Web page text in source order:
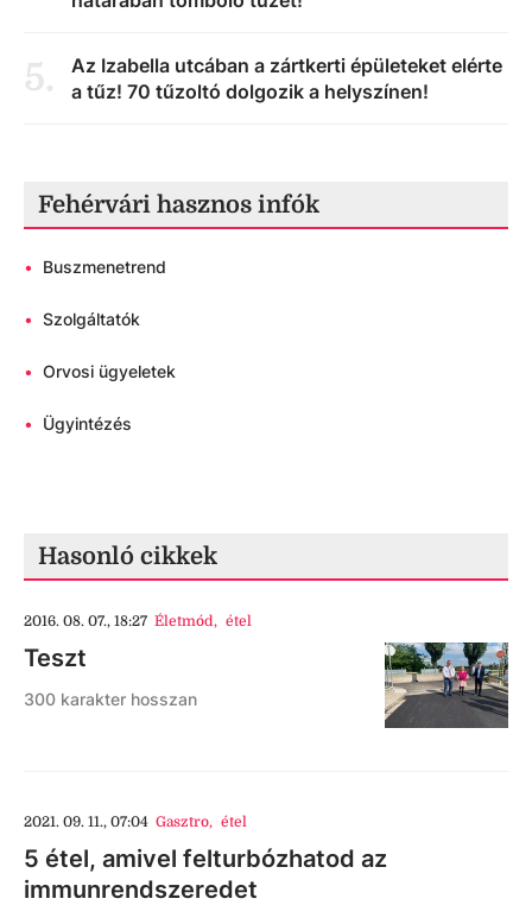
5.
Az Izabella utcában a zártkerti épületeket elérte
a tűz! 70 tűzoltó dolgozik a helyszínen!
Fehérvári hasznos infók
• Buszmenetrend
• Szolgáltatók
• Orvosi ügyeletek
• Ügyintézés
Hasonló cikkek
2016. 08. 07., 18:27 Életmód, étel
Teszt
300 karakter hosszan
2021. 09. 11., 07:04 Gasztro, étel
5 étel, amivel felturbózhatod az
immunrendszeredet